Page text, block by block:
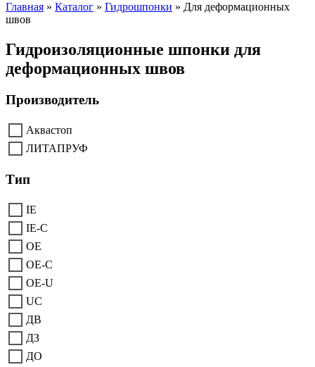
Главная » Каталог » Гидрошпонки » Для деформационных
швов
Гидроизоляционные шпонки для
деформационных швов
Производитель
Аквастоп
ЛИТАПРУФ
Тип
IE
IE-C
OE
OE-C
OE-U
UC
ДВ
ДЗ
ДО